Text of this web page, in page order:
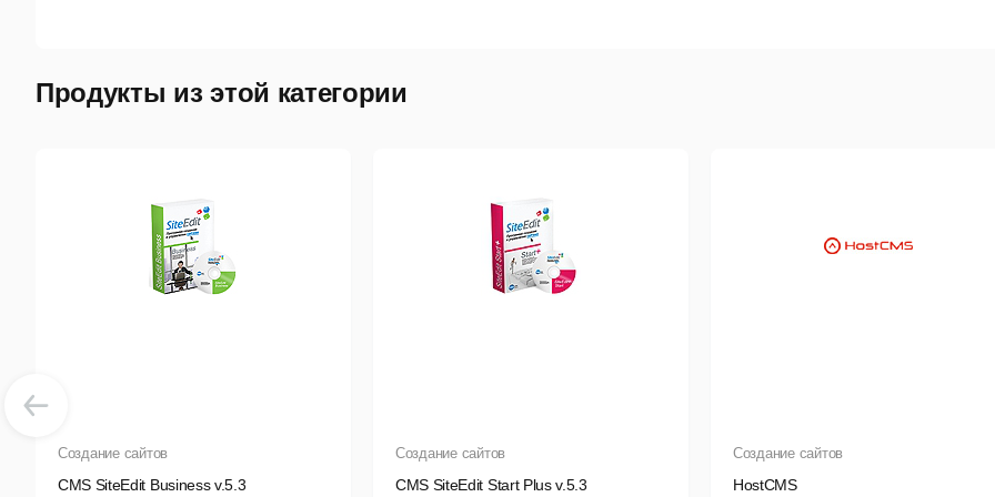
Статистика
Обновления
Форум
Продукты из этой категории
Создание сайтов
CMS SiteEdit Business v.5.3
Создание сайтов
CMS SiteEdit Start Plus v.5.3
Создание сайтов
HostCMS